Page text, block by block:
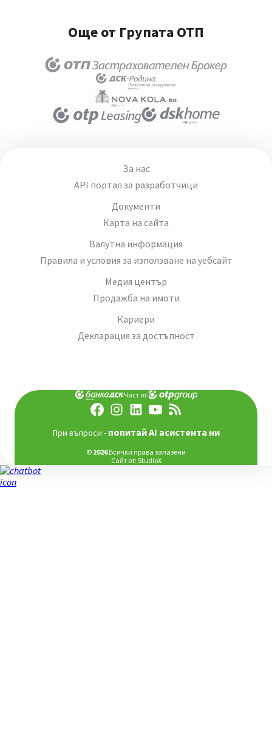
Още от Групата ОТП
За нас
API портал за разработчици
Документи
Карта на сайта
Валутна информация
Правила и условия за използване на уебсайт
Медия център
Продажба на имоти
Кариери
Декларация за достъпност
Част от:
При въпроси - попитай AI асистента ни
© 2026Всички права запазени
Сайт от: StudioX